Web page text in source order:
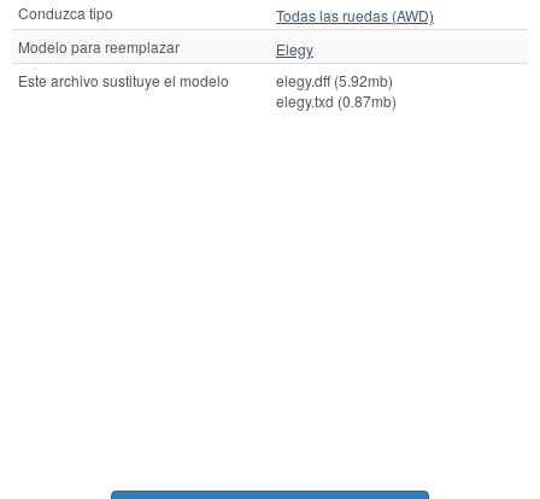
Conduzca tipo
Todas las ruedas (AWD)
Modelo para reemplazar
Elegy
Este archivo sustituye el modelo
elegy.dff (5.92mb)
elegy.txd (0.87mb)